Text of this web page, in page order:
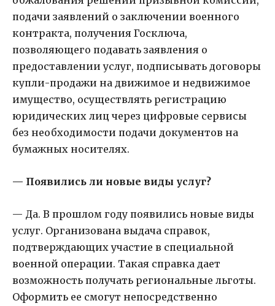
подачи заявлений о заключении военного
контракта, получения Госключа,
позволяющего подавать заявления о
предоставлении услуг, подписывать договоры
купли-продажи на движимое и недвижимое
имущество, осуществлять регистрацию
юридических лиц через цифровые сервисы
без необходимости подачи документов на
бумажных носителях.
— Появились ли новые виды услуг?
— Да. В прошлом году появились новые виды
услуг. Организована выдача справок,
подтверждающих участие в специальной
военной операции. Такая справка дает
возможность получать региональные льготы.
Оформить ее смогут непосредственно